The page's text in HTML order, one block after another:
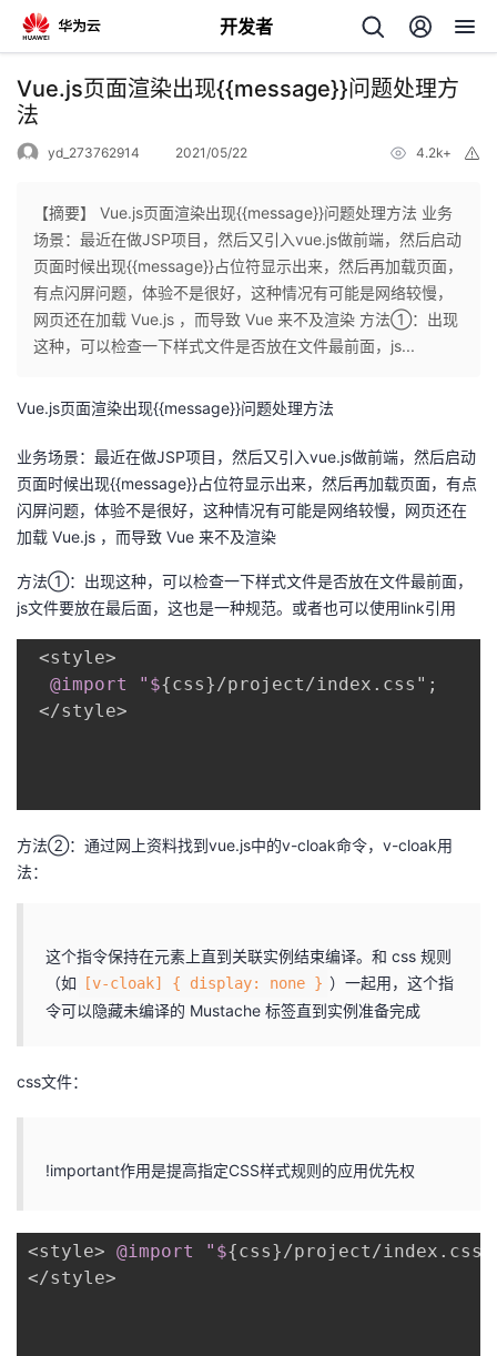
开发者
返
回
个
人
我
发
者
我
的
博
我
的
我
子
直
的
动
我
关
注
发
堂
Programs
的
我
的
我
Vue.js页面渲染出现{{message}}问题处理方
法
yd_273762914 2021/05/22 4.2k+
【摘要】 Vue.js页面渲染出现{{message}}问题处理方法 业务
场景：最近在做JSP项目，然后又引入vue.js做前端，然后启动
页面时候出现{{message}}占位符显示出来，然后再加载页面，
有点闪屏问题，体验不是很好，这种情况有可能是网络较慢，
网页还在加载 Vue.js ，而导致 Vue 来不及渲染 方法①：出现
这种，可以检查一下样式文件是否放在文件最前面，js...
Vue.js页面渲染出现{{message}}问题处理方法
业务场景：最近在做JSP项目，然后又引入vue.js做前端，然后启动
页面时候出现{{message}}占位符显示出来，然后再加载页面，有点
闪屏问题，体验不是很好，这种情况有可能是网络较慢，网页还在
加载 Vue.js ，而导致 Vue 来不及渲染
方法①：出现这种，可以检查一下样式文件是否放在文件最前面，
js文件要放在最后面，这也是一种规范。或者也可以使用link引用
<style>
@import
"${css}/project/index.css" ;
</style>
方法②：通过网上资料找到vue.js中的v-cloak命令，v-cloak用
法：
这个指令保持在元素上直到关联实例结束编译。和 css 规则
（如
[v-cloak] { display: none } ）一起用，这个指
令可以隐藏未编译的 Mustache 标签直到实例准备完成
css文件：
!important作用是提高指定CSS样式规则的应用优先权
<style> @import "${css}/project/index.css"
</style>